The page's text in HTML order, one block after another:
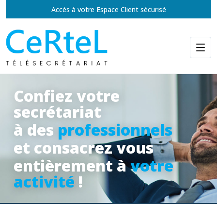
Accès à votre Espace Client sécurisé
Confiez votre
secrétariat
à des professionnels
et consacrez vous
entièrement àvotre
activité !